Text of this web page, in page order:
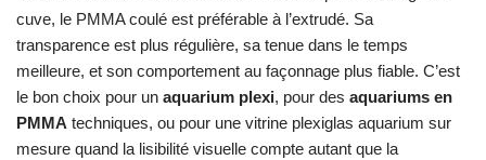
cuve, le PMMA coulé est préférable à l’extrudé. Sa
transparence est plus régulière, sa tenue dans le temps
meilleure, et son comportement au façonnage plus fiable. C’est
le bon choix pour un aquarium plexi, pour des aquariums en
PMMA techniques, ou pour une vitrine plexiglas aquarium sur
mesure quand la lisibilité visuelle compte autant que la